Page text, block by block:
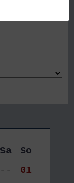
Sa
So
--
01